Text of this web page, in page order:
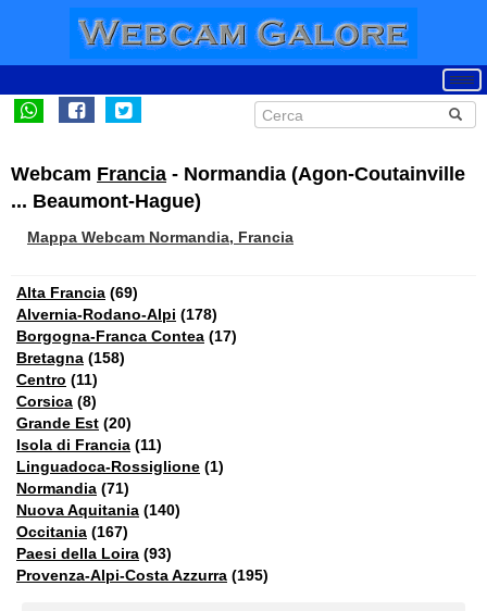
Webcam Francia - Normandia (Agon-Coutainville
... Beaumont-Hague)
Mappa Webcam Normandia, Francia
Alta Francia (69)
Alvernia-Rodano-Alpi (178)
Borgogna-Franca Contea (17)
Bretagna (158)
Centro (11)
Corsica (8)
Grande Est (20)
Isola di Francia (11)
Linguadoca-Rossiglione (1)
Normandia (71)
Nuova Aquitania (140)
Occitania (167)
Paesi della Loira (93)
Provenza-Alpi-Costa Azzurra (195)